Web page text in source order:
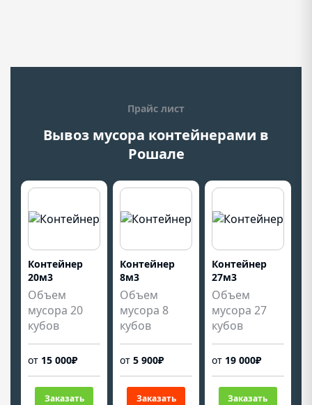
Прайс лист
Вывоз мусора контейнерами в
Рошале
Контейнер
20м3
Объем
мусора 20
кубов
от 15 000₽
Заказать
Контейнер
8м3
Объем
мусора 8
кубов
от 5 900₽
Заказать
Контейнер
27м3
Объем
мусора 27
кубов
от 19 000₽
Заказать